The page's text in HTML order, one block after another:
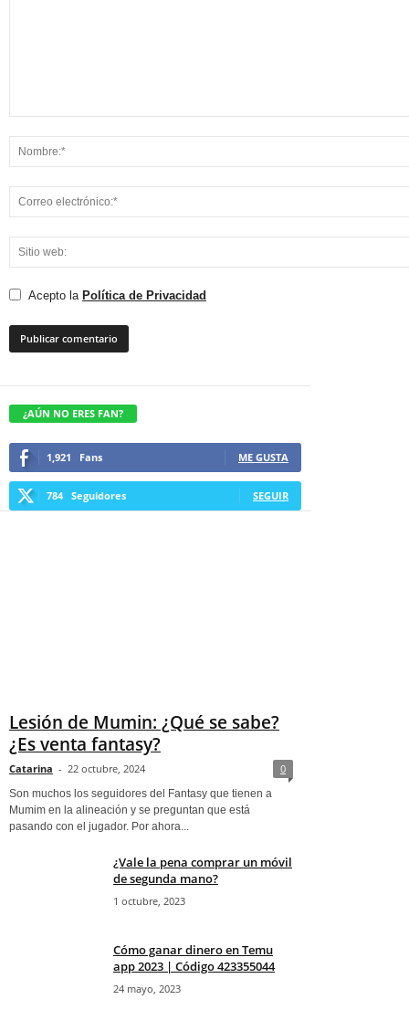
Acepto la Política de Privacidad
¿AÚN NO ERES FAN?
1,921 Fans ME GUSTA
784 Seguidores SEGUIR
Lesión de Mumin: ¿Qué se sabe?
¿Es venta fantasy?
Catarina - 22 octubre, 2024 0
Son muchos los seguidores del Fantasy que tienen a
Mumim en la alineación y se preguntan que está
pasando con el jugador. Por ahora...
¿Vale la pena comprar un móvil
de segunda mano?
1 octubre, 2023
Cómo ganar dinero en Temu
app 2023 | Código 423355044
24 mayo, 2023